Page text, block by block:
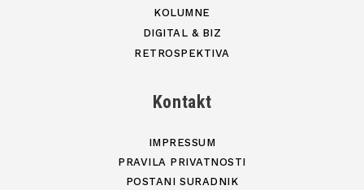
KOLUMNE
DIGITAL & BIZ
RETROSPEKTIVA
Kontakt
IMPRESSUM
PRAVILA PRIVATNOSTI
POSTANI SURADNIK